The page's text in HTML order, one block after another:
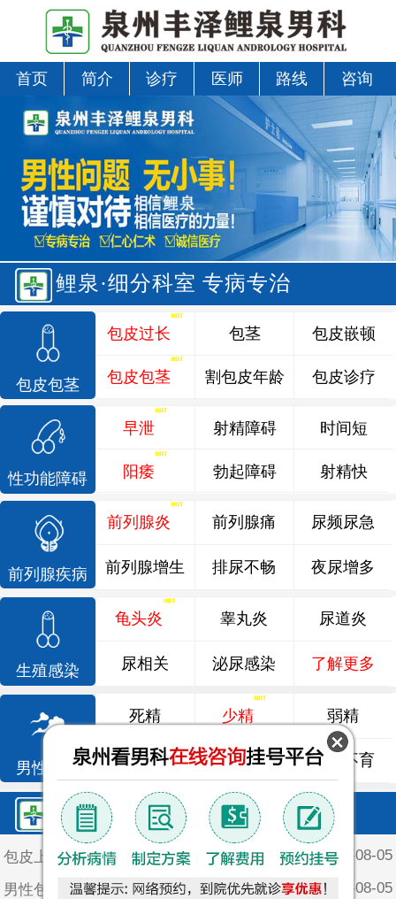
首页 简介 诊疗 医师 路线 咨询
鲤泉·细分科室 专病专治
包皮包茎
包皮过长
包皮包茎
包茎
割包皮年龄
包皮嵌顿
包皮诊疗
性功能障碍
早泄
阳痿
射精障碍
勃起障碍
时间短
射精快
前列腺疾病
前列腺炎 前列腺痛 尿频尿急
前列腺增生 排尿不畅 夜尿增多
生殖感染
龟头炎 睾丸炎 尿道炎
尿相关 泌尿感染 了解更多
男性不育
死精 少精 弱精
精液异常 精子畸形 男性不育
鲤泉·最新文章
包皮上长个红颗粒 2026-08-05
男性包皮有什么危害 2026-08-05